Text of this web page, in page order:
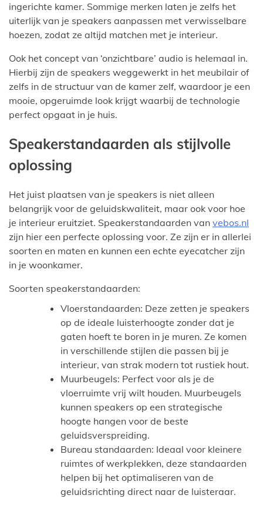
ingerichte kamer. Sommige merken laten je zelfs het
uiterlijk van je speakers aanpassen met verwisselbare
hoezen, zodat ze altijd matchen met je interieur.
Ook het concept van ‘onzichtbare’ audio is helemaal in.
Hierbij zijn de speakers weggewerkt in het meubilair of
zelfs in de structuur van de kamer zelf, waardoor je een
mooie, opgeruimde look krijgt waarbij de technologie
perfect opgaat in je huis.
Speakerstandaarden als stijlvolle
oplossing
Het juist plaatsen van je speakers is niet alleen
belangrijk voor de geluidskwaliteit, maar ook voor hoe
je interieur eruitziet. Speakerstandaarden van vebos.nl
zijn hier een perfecte oplossing voor. Ze zijn er in allerlei
soorten en maten en kunnen een echte eyecatcher zijn
in je woonkamer.
Soorten speakerstandaarden:
Vloerstandaarden: Deze zetten je speakers
op de ideale luisterhoogte zonder dat je
gaten hoeft te boren in je muren. Ze komen
in verschillende stijlen die passen bij je
interieur, van strak modern tot rustiek hout.
Muurbeugels: Perfect voor als je de
vloerruimte vrij wilt houden. Muurbeugels
kunnen speakers op een strategische
hoogte hangen voor de beste
geluidsverspreiding.
Bureau standaarden: Ideaal voor kleinere
ruimtes of werkplekken, deze standaarden
helpen bij het optimaliseren van de
geluidsrichting direct naar de luisteraar.